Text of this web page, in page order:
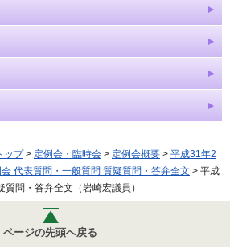
ップ> 定例会・臨時会 > 定例会概要 > 平成31年2
代表質問・一般質問 質疑質問・答弁全文 > 平成
問・答弁全文（岩崎宏議員）
ページの先頭へ戻る